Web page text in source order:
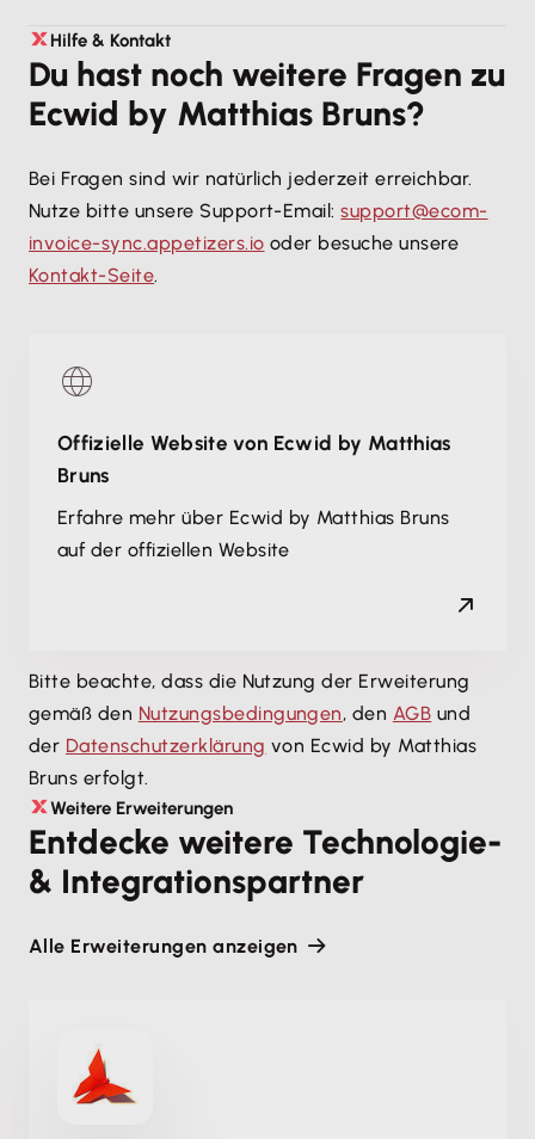
Abonnement abzuschließen, das nach Ende des
Testzeitraums startet.
Unsere Preise finden Sie auf der
Hilfe & Kontakt
Du hast noch weitere Fragen zu
Ecwid by Matthias Bruns?
Bei Fragen sind wir natürlich jederzeit erreichbar.
Nutze bitte unsere Support-Email:support@ecom-
invoice-sync.appetizers.io oder besuche unsere
Kontakt-Seite.
Offizielle Website von Ecwid by Matthias
Bruns
Erfahre mehr über Ecwid by Matthias Bruns
auf der offiziellen Website
Bitte beachte, dass die Nutzung der Erweiterung
gemäß den Nutzungsbedingungen, den AGB und
der Datenschutzerklärung von Ecwid by Matthias
Bruns erfolgt.
Weitere Erweiterungen
Entdecke weitere Technologie-
& Integrationspartner
Alle Erweiterungen anzeigen